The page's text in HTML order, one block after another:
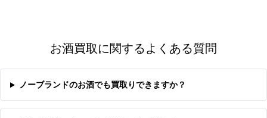
お酒買取に関するよくある質問
ノーブランドのお酒でも買取りできますか？